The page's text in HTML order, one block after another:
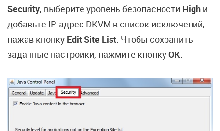
Security, выберите уровень безопасности High и
добавьте IP-адрес DKVM в список исключений,
нажав кнопку Edit Site List . Чтобы сохранить
заданные настройки, нажмите кнопкуOK